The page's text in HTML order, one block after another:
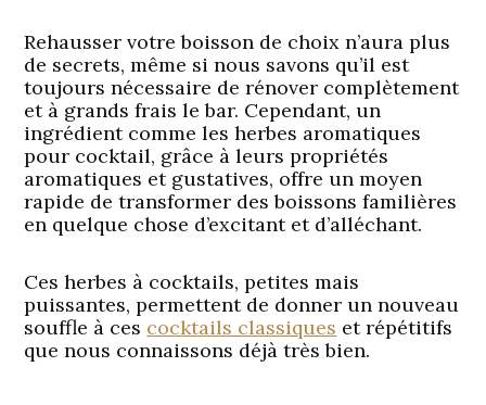
Rehausser votre boisson de choix n’aura plus
de secrets, même si nous savons qu’il est
toujours nécessaire de rénover complètement
et à grands frais le bar. Cependant, un
ingrédient comme lesherbes aromatiques
pour cocktail, grâce à leurs propriétés
aromatiques et gustatives, offre un moyen
rapide de transformer des boissons familières
en quelque chose d’excitant et d’alléchant.
Ces herbes à cocktails, petites mais
puissantes, permettent de donner un nouveau
souffle à ces cocktails classiques et répétitifs
que nous connaissons déjà très bien.